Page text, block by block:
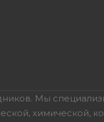
Мы
химической,